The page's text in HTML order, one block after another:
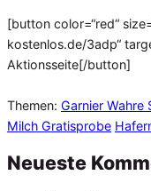
[button color=“red“
kostenlos.de/3adp“
Aktionsseite[/button]
Themen: Garnier Wahre
Milch Gratisprobe
Neueste